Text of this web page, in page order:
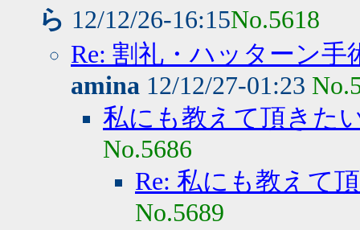
ら 12/12/26-16:15No.5618
Re: 割礼・ハッターン
amina 12/12/27-01:23
私にも教えて頂きた
No.5686
Re: 私にも教えて
No.5689